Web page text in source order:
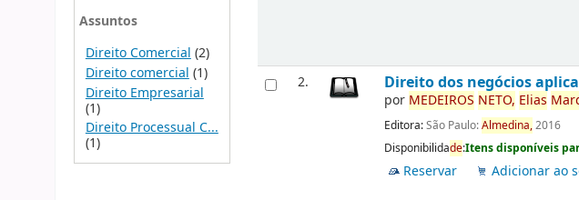
Assuntos
Direito Comercial (2)
Direito comercial (1)
Direito Empresarial
(1)
Direito Processual C...
(1)
2. Direito dos negócios
por MEDEIROS NETO, Elias
Editora:São Paulo:Almedina,2016
Disponibilidade:Itens disponíveis
Reservar Adicionar ao